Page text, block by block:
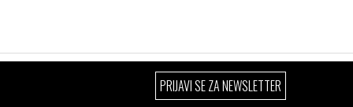
PRIJAVI SE ZA NEWSLETTER